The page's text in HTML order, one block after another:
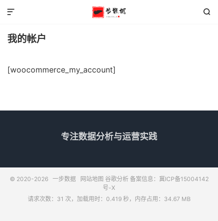


我的帐户
[woocommerce_my_account]
专注数据分析与运营实践
© 2020-2026 一步数据 网站地图 谷歌分析 备案信息：冀ICP备15004142
号-X
请求次数：31 次，加载用时：0.419 秒，内存占用：34.67 MB